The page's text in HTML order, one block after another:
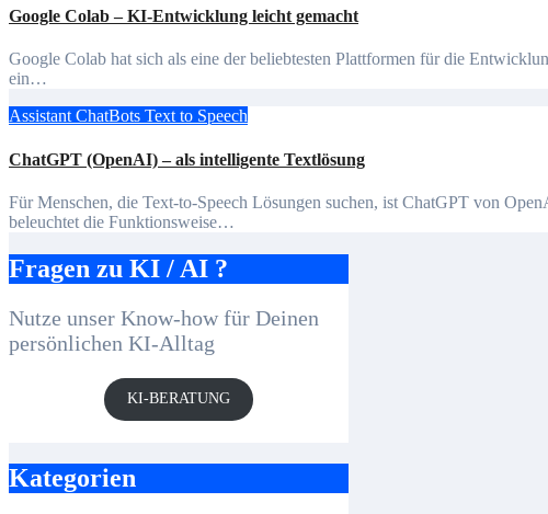
Google Colab – KI-Entwicklung leicht gemacht
Google Colab hat sich als eine der beliebtesten Plattformen für die Entwicklung von KI-Anwendungen etabliert. Personen, die
ein…
AssistantChatBots Text to Speech
ChatGPT (OpenAI) – als intelligente Textlösung
Für Menschen, die Text-to-Speech Lösungen suchen, ist ChatGPT von OpenAI eine hervorragende Option. Dieser Beitrag
beleuchtet die Funktionsweise…
Fragen zu KI / AI ?
Nutze unser Know-how für Deinen
persönlichen KI-Alltag
KI-BERATUNG
Kategorien